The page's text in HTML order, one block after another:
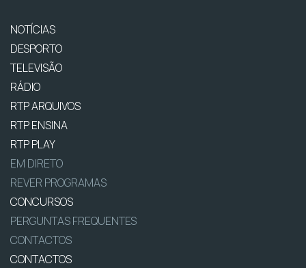
NOTÍCIAS
DESPORTO
TELEVISÃO
RÁDIO
RTP ARQUIVOS
RTP ENSINA
RTP PLAY
EM DIRETO
REVER PROGRAMAS
CONCURSOS
PERGUNTAS FREQUENTES
CONTACTOS
CONTACTOS